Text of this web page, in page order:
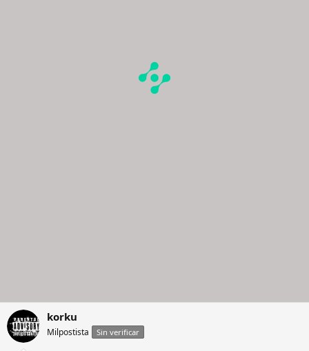
korku
Milpostista Sin verificar